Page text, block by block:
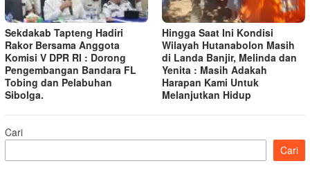
Sekdakab Tapteng Hadiri
Rakor Bersama Anggota
Komisi V DPR RI : Dorong
Pengembangan Bandara FL
Tobing dan Pelabuhan
Sibolga.
Hingga Saat Ini Kondisi
Wilayah Hutanabolon Masih
di Landa Banjir, Melinda dan
Yenita : Masih Adakah
Harapan Kami Untuk
Melanjutkan Hidup
Cari
Cari